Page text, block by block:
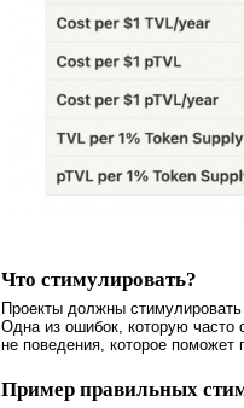
Что стимулировать?
Проекты должны
Одна из ошибок, которую
не поведения, которое поможет
Пример правильных